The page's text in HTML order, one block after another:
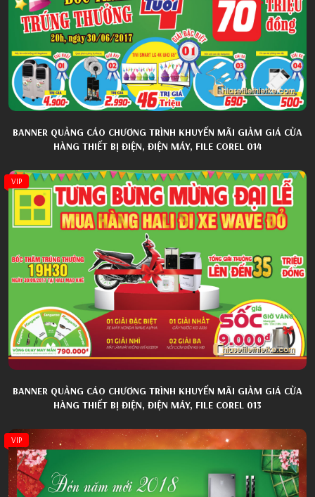
BANNER QUẢNG CÁO CHƯƠNG TRÌNH KHUYẾN MÃI GIẢM GIÁ CỬA
HÀNG THIẾT BỊ ĐIỆN, ĐIỆN MÁY, FILE COREL 014
VIP
BANNER QUẢNG CÁO CHƯƠNG TRÌNH KHUYẾN MÃI GIẢM GIÁ CỬA
HÀNG THIẾT BỊ ĐIỆN, ĐIỆN MÁY, FILE COREL 013
VIP